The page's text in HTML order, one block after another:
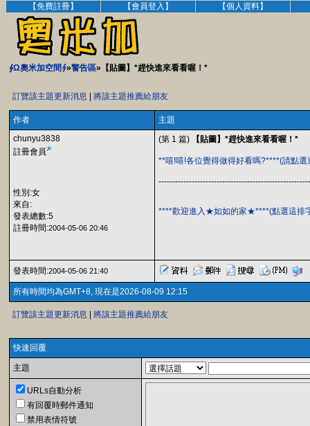
【免費註冊】 【會員登入】 【個人資料】
∮Ω奧米加空間∮»警告區»【貼圖】*趕快進來看看喔！*
訂覽該主題更新消息 將該主題推薦給朋友
作者
主題
chunyu3838
註冊會員
性別:女
來自:
發表總數:5
註冊時間:2004-05-06 20:46
(第 1 篇) 【貼圖】*趕快進來看看喔！*
**嘻!嘻!各位覺得做得好看嗎?****(請點
****歡迎進入★如如的家★****(點選這排
發表時間:2004-05-06 21:40
所有時間均為GMT+8, 現在是2026-08-09 12:15
訂覽該主題更新消息 將該主題推薦給朋友
快速回覆
主題
URLs自動分析
有回覆時郵件通知
禁用表情符號